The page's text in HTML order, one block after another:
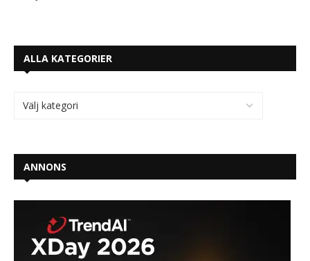
ALLA KATEGORIER
ANNONS